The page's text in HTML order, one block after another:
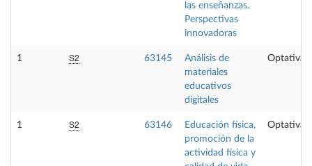
las enseñanzas.
Perspectivas
innovadoras
1 S2 63145
Análisis de
materiales
educativos
digitales
Optativa
1 S2 63146
Educación física,
promoción de la
actividad física y
Optativa